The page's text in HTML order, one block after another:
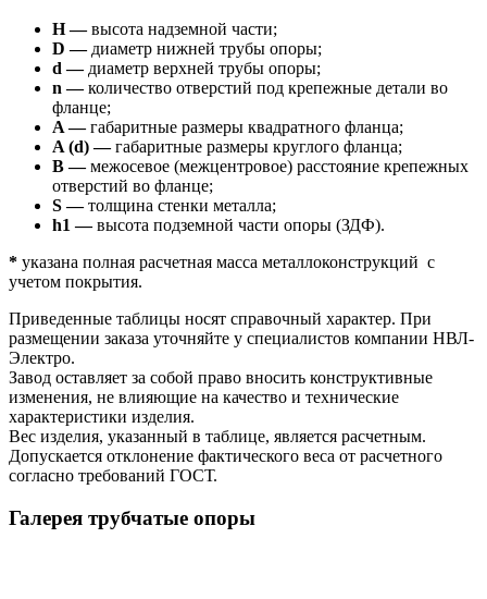
Н —высота надземной части;
D —диаметр нижней трубы опоры;
d —диаметр верхней трубы опоры;
n —количество отверстий под крепежные детали во
фланце;
A —габаритные размеры квадратного фланца;
A (d) —габаритные размеры круглого фланца;
В —межосевое (межцентровое) расстояние крепежных
отверстий во фланце;
S —толщина стенки металла;
h1 —высота подземной части опоры (ЗДФ).
* указана полная расчетная масса металлоконструкций с
учетом покрытия.
Приведенные таблицы носят справочный характер. При
размещении заказа уточняйте у специалистов компании НВЛ-
Электро.
Завод оставляет за собой право вносить конструктивные
изменения, не влияющие на качество и технические
характеристики изделия.
Вес изделия, указанный в таблице, является расчетным.
Допускается отклонение фактического веса от расчетного
согласно требований ГОСТ.
Галерея трубчатые опоры